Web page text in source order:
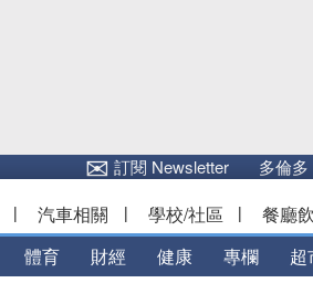
✉訂閱 Newsletter 多倫多
| 汽車相關 | 學校/社區 | 餐廳
體育 財經 健康 專欄 超